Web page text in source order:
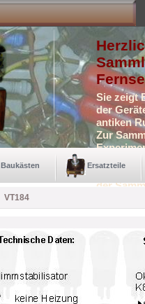
Sie zeigt
der
antiken
Zur
der
Baukästen Ersatzteile
VT184